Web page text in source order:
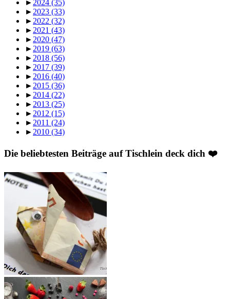
► 2024 (35)
► 2023 (33)
► 2022 (32)
► 2021 (43)
► 2020 (47)
► 2019 (63)
► 2018 (56)
► 2017 (39)
► 2016 (40)
► 2015 (36)
► 2014 (22)
► 2013 (25)
► 2012 (15)
► 2011 (24)
► 2010 (34)
Die beliebtesten Beiträge auf Tischlein deck dich ❤️